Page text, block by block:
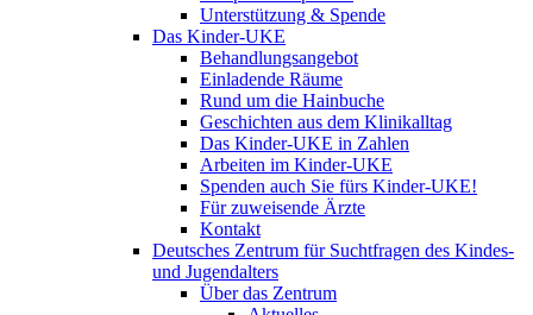
Unterstützung & Spende
Das Kinder-UKE
Behandlungsangebot
Einladende Räume
Rund um die Hainbuche
Geschichten aus dem Klinikalltag
Das Kinder-UKE in Zahlen
Arbeiten im Kinder-UKE
Spenden auch Sie fürs Kinder-UKE!
Für zuweisende Ärzte
Kontakt
Deutsches Zentrum für Suchtfragen des Kindes-
und Jugendalters
Über das Zentrum